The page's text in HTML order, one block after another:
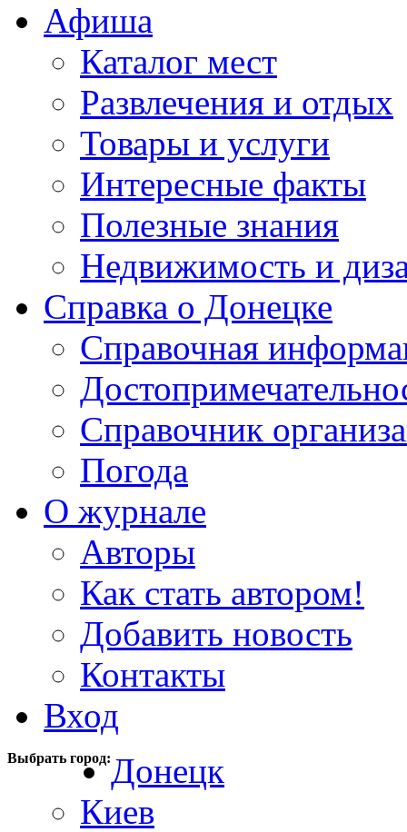
Афиша
Каталог мест
Развлечения и отдых
Товары и услуги
Интересные факты
Полезные знания
Недвижимость и
Справка о Донецке
Справочная
Справочник
Погода
О журнале
Авторы
Как стать автором!
Добавить новость
Контакты
Вход
Выбрать город:Донецк
Киев